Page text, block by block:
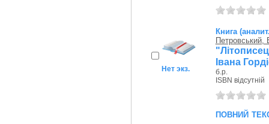
Нет экз.
Книга
Петровський,
Івана
б.р.
ISBN відсутній
повний